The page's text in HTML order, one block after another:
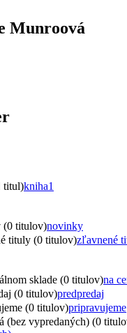
Munroová
titul)kniha1
(0 titulov)novinky
tituly (0 titulov)zľavnené
sklade (0 titulov)na
(0 titulov)predpredaj
(0 titulov)pripravujeme
(bez vypredaných) (0